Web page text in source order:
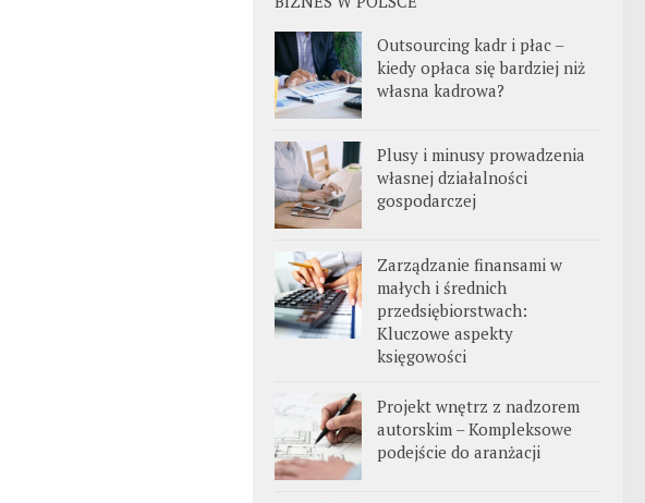
Outsourcing kadr i płac –
kiedy opłaca się bardziej niż
własna kadrowa?
Plusy i minusy prowadzenia
własnej działalności
gospodarczej
Zarządzanie finansami w
małych i średnich
przedsiębiorstwach:
Kluczowe aspekty
księgowości
Projekt wnętrz z nadzorem
autorskim – Kompleksowe
podejście do aranżacji